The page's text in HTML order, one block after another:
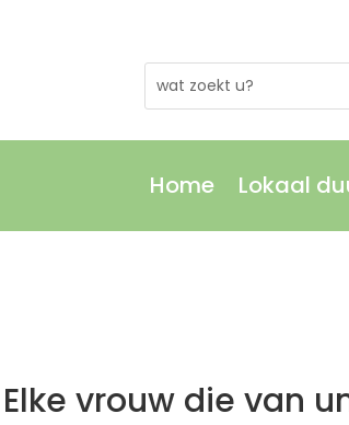
Home Lokaal
Elke vrouw die van